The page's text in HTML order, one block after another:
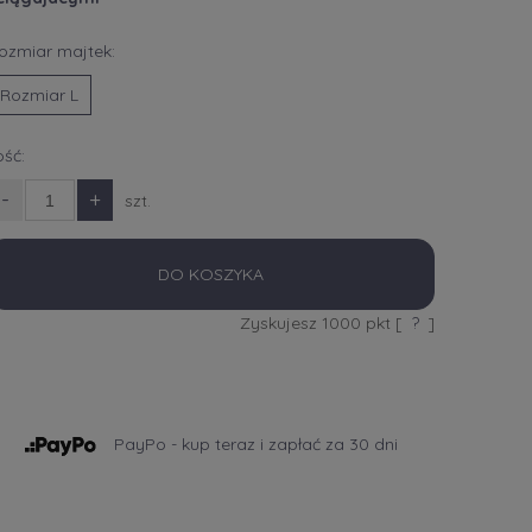
majtek:
Rozmiar L
- + szt.
DO KOSZYKA
Zyskujesz 1000 pkt [ ? ]
PayPo - kup teraz i zapłać za 30 dni